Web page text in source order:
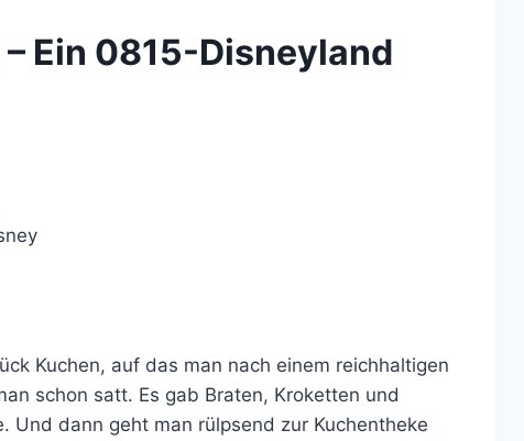
Ein 0815-Disneyland
Kuchen, auf das man nach einem reichhaltigen
schon satt. Es gab Braten, Kroketten und
Und dann geht man rülpsend zur Kuchentheke